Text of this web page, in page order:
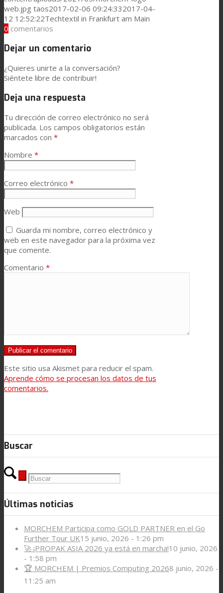
web.jpg taos2017-02-06 09:24:332017-04-
12 12:52:22Techtextil in Frankfurt am Main
0 comentarios
Dejar un comentario
¿Quieres unirte a la conversación?
Siéntete libre de contribuir!
Deja una respuesta
Tu dirección de correo electrónico no será
publicada. Los campos obligatorios están
marcados con *
Nombre *
Correo electrónico *
Web
Guarda mi nombre, correo electrónico y
web en este navegador para la próxima vez
que comente.
Comentario *
Este sitio usa Akismet para reducir el spam.
Aprende cómo se procesan los datos de tus
comentarios.
Buscar
Últimas noticias
MORCHEM Participa como GOLD PARTNER en el Go
Further Tour UK15 junio, 2026 - 1:26 pm
🚀 ¡PROPAK ASIA 2026 ya está en marcha!10 junio, 2026
- 1:58 pm
🏆 MORCHEM | Premios Computing 20268 junio, 2026 -
11:25 am